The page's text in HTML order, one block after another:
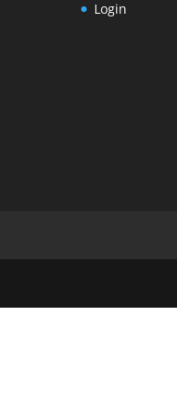
Login